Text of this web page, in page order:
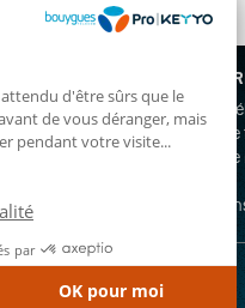
d'être sûrs que le
de vous déranger, mais
pendant votre visite...
par
OK pour moi
12/2023 pour toute nouvelle
sur les créations de nouvelles
avec un score de
la promotion sur le forfait 60
!
NOS
Standard
Vos